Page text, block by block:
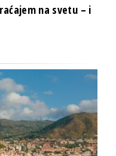
na svetu – i